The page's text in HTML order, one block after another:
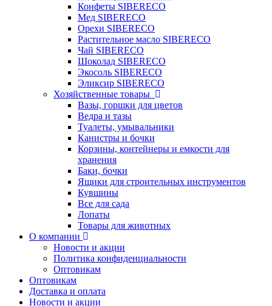
Конфеты SIBERECO
Мед SIBERECO
Орехи SIBERECO
Растительное масло SIBERECO
Чай SIBERECO
Шоколад SIBERECO
Экосоль SIBERECO
Эликсир SIBERECO
Хозяйственные товары
Вазы, горшки для цветов
Ведра и тазы
Туалеты, умывальники
Канистры и бочки
Корзины, контейнеры и емкости для
хранения
Баки, бочки
Ящики для строительных инструментов
Кувшины
Все для сада
Лопаты
Товары для животных
О компании
Новости и акции
Политика конфиденциальности
Оптовикам
Оптовикам
Доставка и оплата
Новости и акции